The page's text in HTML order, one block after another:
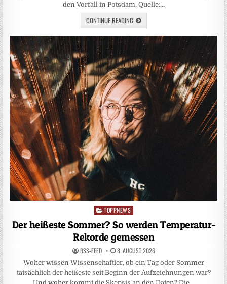
den Vorfall in Potsdam. Quelle:…
CONTINUE READING
Posted
TOPPNEWS
Der heißeste Sommer? So werden Temperatur-
Rekorde gemessen
RSS-FEED 8. AUGUST 2026
Woher wissen Wissenschaftler, ob ein Tag oder Sommer
tatsächlich der heißeste seit Beginn der Aufzeichnungen war?